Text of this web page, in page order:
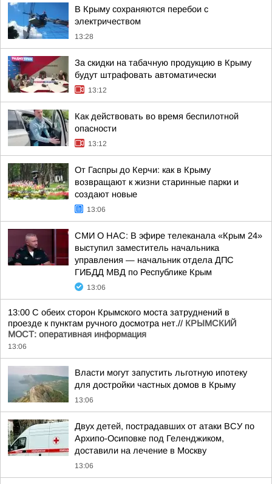
В Крыму сохраняются перебои с
электричеством
13:28
За скидки на табачную продукцию в Крыму
будут штрафовать автоматически
13:12
Как действовать во время беспилотной
опасности
13:12
От Гаспры до Керчи: как в Крыму
возвращают к жизни старинные парки и
создают новые
13:06
СМИ О НАС: В эфире телеканала «Крым 24»
выступил заместитель начальника
управления — начальник отдела ДПС
ГИБДД МВД по Республике Крым
13:06
13:00 С обеих сторон Крымского моста затруднений в
проезде к пунктам ручного досмотра нет.// КРЫМСКИЙ
МОСТ: оперативная информация
13:06
Власти могут запустить льготную ипотеку
для достройки частных домов в Крыму
13:06
Двух детей, пострадавших от атаки ВСУ по
Архипо-Осиповке под Геленджиком,
доставили на лечение в Москву
13:06